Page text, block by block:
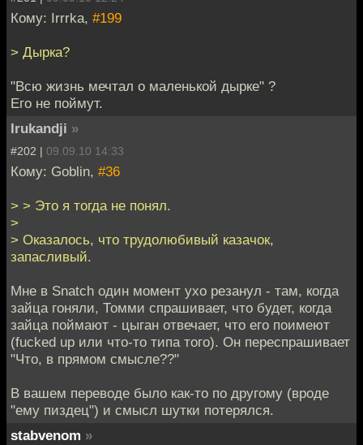
Кому: Irrrka, #199
> Дырка?
"Всю жизнь мечтал о маленькой дырке" ?
Его не поймут.
Irukandji »
#202 | 09.09.10 14:33
Кому: Goblin, #36
> > Это я тогда не понял.
>
> Оказалось, что трудолюбивый казачок,
запасливый.
Мне в Snatch один момент ухо резанул - там, когда
зайца гоняли, Томми спрашивает, что будет, когда
зайца поймают - цыган отвечает, что его поимеют
(fucked up или что-то типа того). Он переспрашивает
"Что, в прямом смысле??"
В вашем переводе было как-то по другому (вроде
"ему пиздец") и смысл шутки потерялся.
stabvenom »